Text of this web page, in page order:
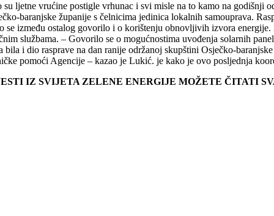
su ljetne vrućine postigle vrhunac i svi misle na to kamo na godišnji
baranjske županije s čelnicima jedinica lokalnih samouprava.
se između ostalog govorilo i o korištenju obnovljivih izvora
službama. – Govorilo se o mogućnostima uvođenja solarnih
bila i dio rasprave na dan ranije održanoj skupštini Osječko-
pomoći Agencije – kazao je Lukić. je kako je ovo posljednja
IZ SVIJETA ZELENE ENERGIJE MOŽETE ČITATI